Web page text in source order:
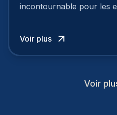
incontournable pour les
Voir plus
Voir